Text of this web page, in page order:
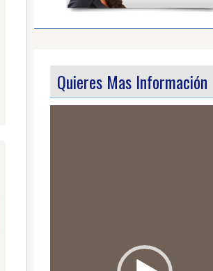
Quieres Mas Información